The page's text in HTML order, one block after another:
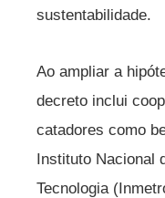
sustentabilidade.
Ao ampliar a
decreto inclui
catadores como
Instituto Nacional
Tecnologia